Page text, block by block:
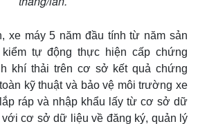
Multimedia
xe máy 5 năm đầu tính từ năm sản
tự động thực hiện cấp chứng
khí thải trên cơ sở kết quả chứng
kỹ thuật và bảo vệ môi trường xe
ráp và nhập khẩu lấy từ cơ sở dữ
với cơ sở dữ liệu về đăng ký, quản lý